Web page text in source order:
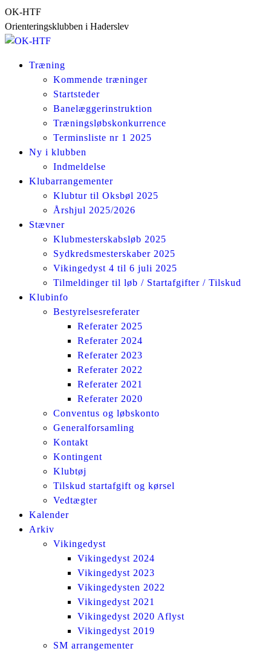
Skip
to
content
OK-HTF
Orienteringsklubben i Haderslev
Træning
Kommende træninger
Startsteder
Banelæggerinstruktion
Træningsløbskonkurrence
Terminsliste nr 1 2025
Ny i klubben
Indmeldelse
Klubarrangementer
Klubtur til Oksbøl 2025
Årshjul 2025/2026
Stævner
Klubmesterskabsløb 2025
Sydkredsmesterskaber 2025
Vikingedyst 4 til 6 juli 2025
Tilmeldinger til løb / Startafgifter / Tilskud
Klubinfo
Bestyrelsesreferater
Referater 2025
Referater 2024
Referater 2023
Referater 2022
Referater 2021
Referater 2020
Conventus og løbskonto
Generalforsamling
Kontakt
Kontingent
Klubtøj
Tilskud startafgift og kørsel
Vedtægter
Kalender
Arkiv
Vikingedyst
Vikingedyst 2024
Vikingedyst 2023
Vikingedysten 2022
Vikingedyst 2021
Vikingedyst 2020 Aflyst
Vikingedyst 2019
SM arrangementer